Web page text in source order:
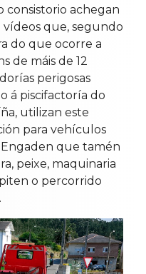
achegan
que, segundo
do que ocorre a
de máis de 12
perigosas
á piscifactoría do
utilizan este
para vehículos
Engaden que tamén
peixe, maquinaria
o percorrido